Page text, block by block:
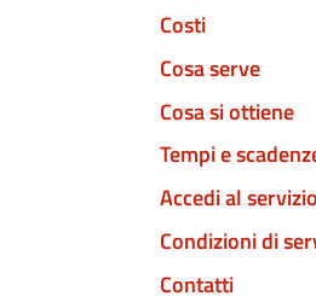
Costi
Cosa serve
Cosa si ottiene
Tempi e
Accedi al servizio
Condizioni di
Contatti